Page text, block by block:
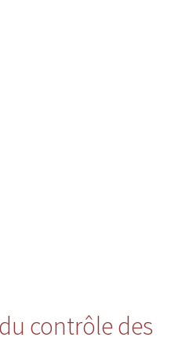
contrôle des